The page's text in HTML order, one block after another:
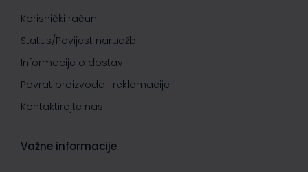
Korisnički račun
Status/Povijest narudžbi
Informacije o dostavi
Povrat proizvoda i reklamacije
Kontaktirajte nas
Važne informacije